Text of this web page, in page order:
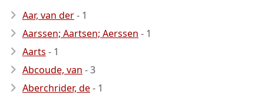
Aar, van der- 1
Aarssen; Aartsen; Aerssen - 1
Aarts - 1
Abcoude, van - 3
Aberchrider, de- 1